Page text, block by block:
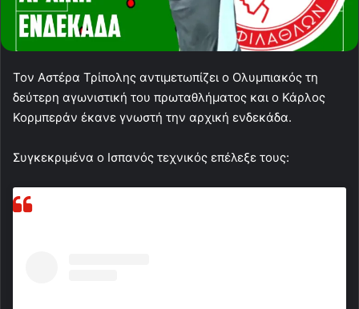
Τον Αστέρα Τρίπολης αντιμετωπίζει ο Ολυμπιακός τη
δεύτερη αγωνιστική του πρωταθλήματος και ο Κάρλος
Κορμπεράν έκανε γνωστή την αρχική ενδεκάδα.
Συγκεκριμένα ο Ισπανός τεχνικός επέλεξε τους: